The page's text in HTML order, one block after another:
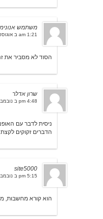
משתמש
1:21 am ב אוגוסט 25, 2009
הסוד לא מסביר את
שרון אדלר
4:48 pm ב נובמבר 21, 2009
ניסית לדבר עם
הדברים זקוקים
site5000
5:15 pm ב נובמבר 21, 2009
הוא קורא מחשבות,